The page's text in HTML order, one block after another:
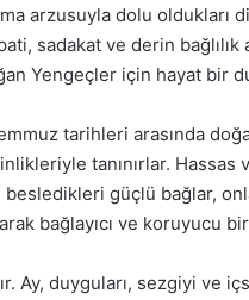
arzusuyla dolu
sadakat ve derin bağlılık
Yengeçler için hayat bir
tarihleri arasında
tanınırlar.
güçlü bağlar,
bağlayıcı ve koruyucu
Ay, duyguları, sezgiyi ve